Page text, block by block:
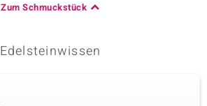
Antiker Kissen-
Herkunft
Kambodscha
Zum Schmuckstück
Edelsteinwissen